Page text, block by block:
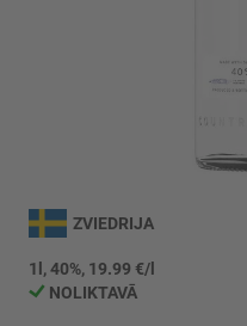
uz
galerijas
sākumu
ZVIEDRIJA
1l, 40%, 19.99 €/l
NOLIKTAVĀ